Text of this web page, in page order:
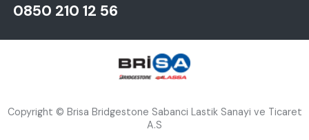
0850 210 12 56
Copyright © Brisa Bridgestone Sabanci Lastik Sanayi ve Ticaret
A.S